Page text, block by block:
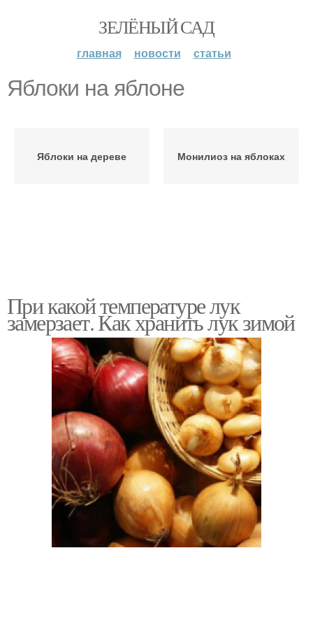
ЗЕЛЁНЫЙ САД
главная новости статьи
Яблоки на яблоне
Яблоки на дереве Монилиоз на яблоках
При какой температуре лук
замерзает. Как хранить лук зимой